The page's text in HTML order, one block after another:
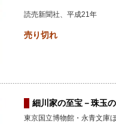
読売新聞社、平成21年
売り切れ
細川家の至宝－珠玉
東京国立博物館・永青文庫ほ